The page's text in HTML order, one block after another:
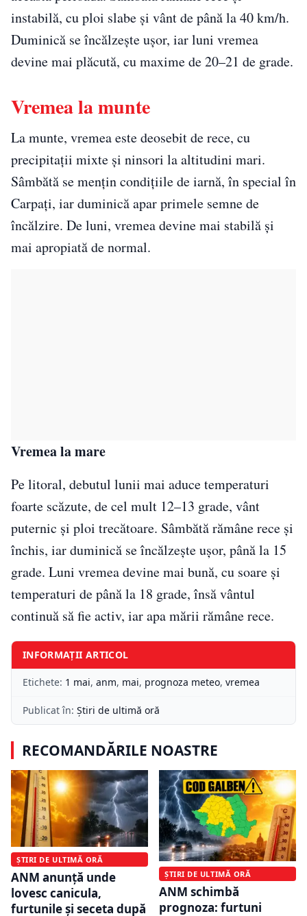
instabilă, cu ploi slabe și vânt de până la 40 km/h.
Duminică se încălzește ușor, iar luni vremea
devine mai plăcută, cu maxime de 20–21 de grade.
Vremea la munte
La munte, vremea este deosebit de rece, cu
precipitații mixte și ninsori la altitudini mari.
Sâmbătă se mențin condițiile de iarnă, în special în
Carpați, iar duminică apar primele semne de
încălzire. De luni, vremea devine mai stabilă și
mai apropiată de normal.
Vremea la mare
Pe litoral, debutul lunii mai aduce temperaturi
foarte scăzute, de cel mult 12–13 grade, vânt
puternic și ploi trecătoare. Sâmbătă rămâne rece și
închis, iar duminică se încălzește ușor, până la 15
grade. Luni vremea devine mai bună, cu soare și
temperaturi de până la 18 grade, însă vântul
continuă să fie activ, iar apa mării rămâne rece.
INFORMAȚII ARTICOL
Etichete: 1 mai, anm, mai, prognoza meteo, vremea
Publicat în: Știri de ultimă oră
RECOMANDĂRILE NOASTRE
ȘTIRI DE ULTIMĂ ORĂ
ANM anunță unde
lovesc canicula,
furtunile și seceta după
ȘTIRI DE ULTIMĂ ORĂ
ANM schimbă
prognoza: furtuni